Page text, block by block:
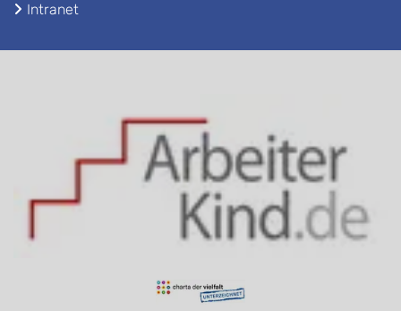
Intranet